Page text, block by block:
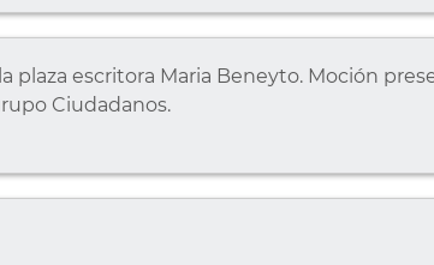
plaza escritora Maria Beneyto. Moción
Ciudadanos.